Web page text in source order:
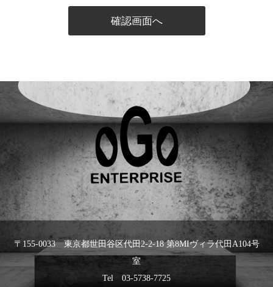
〒155-0033 東京都世田谷区代田2-2-18 第8MIヴィラ代田A104号
室
Tel 03-5738-7725